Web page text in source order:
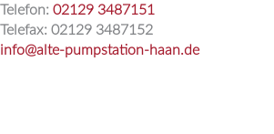
Telefon: 02129 3487151
Telefax: 02129 3487152
info@alte-pumpstation-haan.de